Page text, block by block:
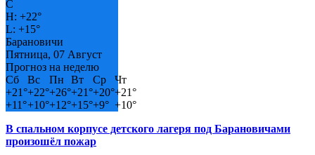
C
H: +22°
L: +15°
Барановичи
Пятница, 07 Август
Прогноз на неделю
Сб
Вс Пн Вт Ср
Чт
+21°+22°+26°+21°+20°+21°
+11°+10°+12°+15°+9° +10°
В спальном корпусе детского лагеря под Барановичами
произошёл пожар